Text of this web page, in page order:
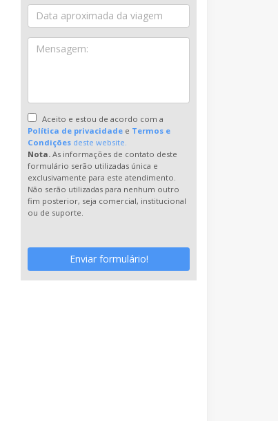
Aceito e estou de acordo com a
Política de privacidade e Termos e
Condições deste website.
Nota. As informações de contato deste
formulário serão utilizadas única e
exclusivamente para este atendimento.
Não serão utilizadas para nenhum outro
fim posterior, seja comercial, institucional
ou de suporte.
Enviar formulário!